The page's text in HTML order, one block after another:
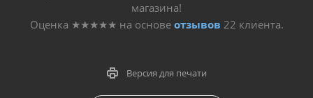
магазина!
Оценка ★★★★★ на основе отзывов 22 клиента.
Версия для печати